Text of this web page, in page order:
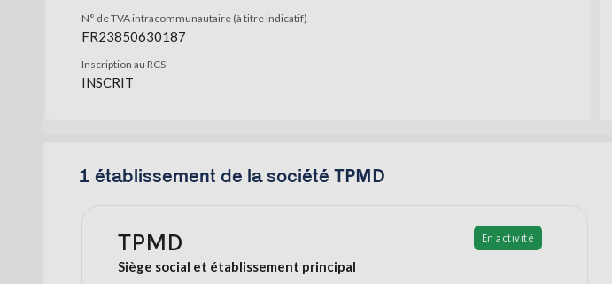
N° de TVA intracommunautaire (à titre indicatif)
FR23850630187
Inscription au RCS
INSCRIT
1 établissement de la société TPMD
TPMD
Siège social et établissement principal
En activité